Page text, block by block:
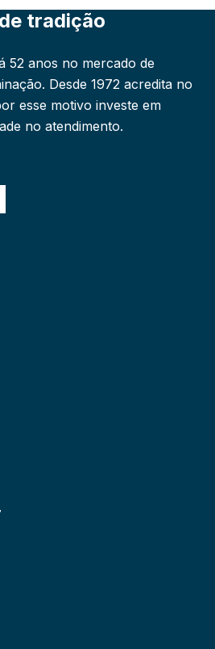
tradição
52 anos no mercado de
Desde 1972 acredita no
esse motivo investe em
no atendimento.